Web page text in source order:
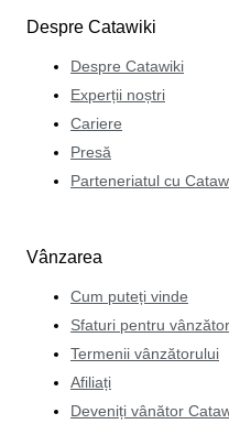
Despre Catawiki
Despre Catawiki
Experții noștri
Cariere
Presă
Parteneriatul cu
Vânzarea
Cum puteți vinde
Sfaturi pentru
Termenii vânzătorului
Afiliați
Deveniți vânător